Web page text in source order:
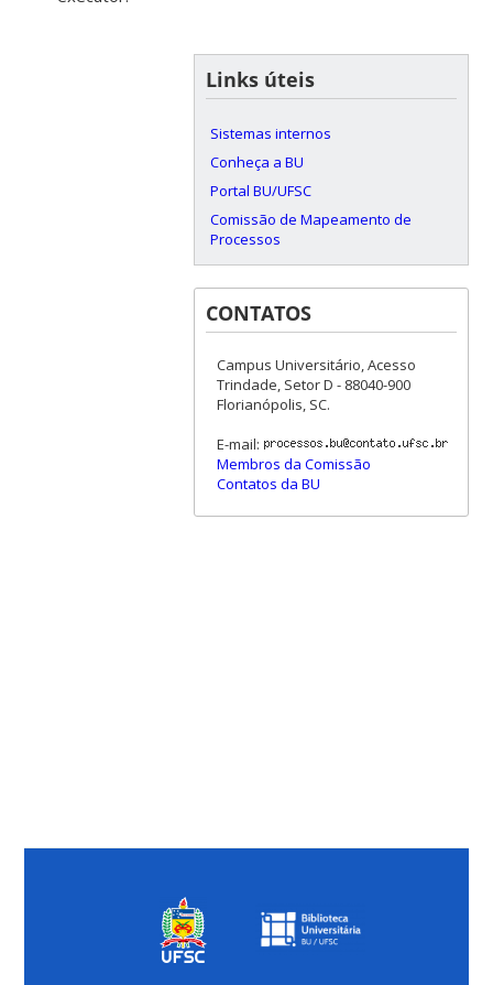
Links úteis
Sistemas internos
Conheça a BU
Portal BU/UFSC
Comissão de Mapeamento de
Processos
CONTATOS
Campus Universitário, Acesso
Trindade, Setor D - 88040-900
Florianópolis, SC.
E-mail:
Membros da Comissão
Contatos da BU